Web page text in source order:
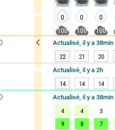
0 0 0
100
100 100
Actualisé, il y a 38min
22
21 20
Actualisé, il y a 2h
14
14 14
Actualisé, il y a 38min
4
4 3
9
8 7